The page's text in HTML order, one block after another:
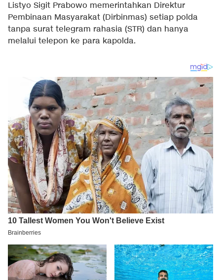
Listyo Sigit Prabowo memerintahkan Direktur
Pembinaan Masyarakat (Dirbinmas) setiap polda
tanpa surat telegram rahasia (STR) dan hanya
melalui telepon ke para kapolda.